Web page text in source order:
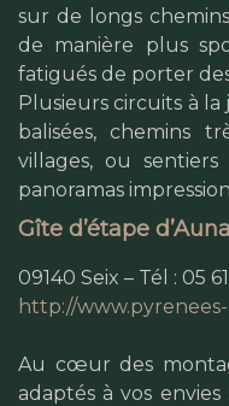
sur de longs
de manière plus
fatigués de porter
Plusieurs circuits à la
balisées, chemins
villages, ou sentiers
panoramas
Gîte d’étape
09140 Seix – Tél : 05
http://
Au cœur des
adaptés à vos